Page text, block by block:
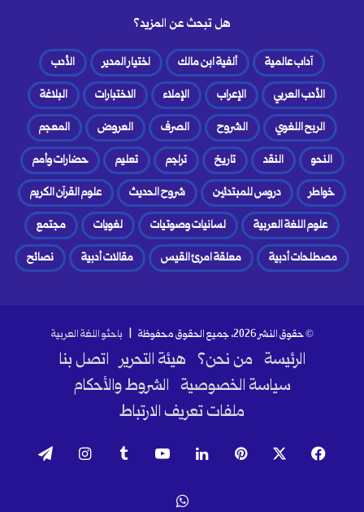
هل تبحث عن المزيد؟
آداب عالمية ألفية ابن مالك اختيار المدير
الأدب
الأدب العربي
الإعراب الإملاء الاختبارات
البلاغة
الربح اللغوي
الشروح الصرف العروض
المعجم
النحو
النقد تاريخ تراجم تعليم
حضارات وأمم
خواطر
دروس للمبتدئين شروح الحديث
علوم القرآن الكريم
علوم اللغة العربية
لسانيات وصوتيات لغويات
مجتمع
مصطلحات أدبية
معلقة امرئ القيس مقالات أدبية نصائح
© حقوق النشر 2026، جميع الحقوق محفوظة | باحثو اللغة العربية
الرئيسة من نحن؟ هيئة التحرير اتصل بنا
سياسة الخصوصية الشروط والأحكام
ملفات تعريف الارتباط
فيسبوك بينتيريست لينكدإن ‫YouTube انستقرام